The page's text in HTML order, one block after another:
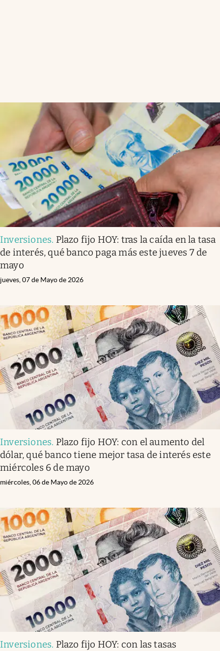
Inversiones. Plazo fijo HOY: tras la caída en la tasa
de interés, qué banco paga más este jueves 7 de
mayo
jueves, 07 de Mayo de 2026
Inversiones. Plazo fijo HOY: con el aumento del
dólar, qué banco tiene mejor tasa de interés este
miércoles 6 de mayo
miércoles, 06 de Mayo de 2026
Inversiones. Plazo fijo HOY: con las tasas